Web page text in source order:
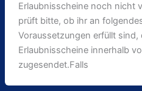
Erlaubnisscheine noch nicht
prüft bitte, ob ihr an
Voraussetzungen erfüllt sind,
Erlaubnisscheine innerhalb
zugesendet.Falls